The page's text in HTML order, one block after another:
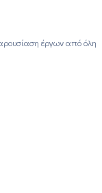
έργων από όλη